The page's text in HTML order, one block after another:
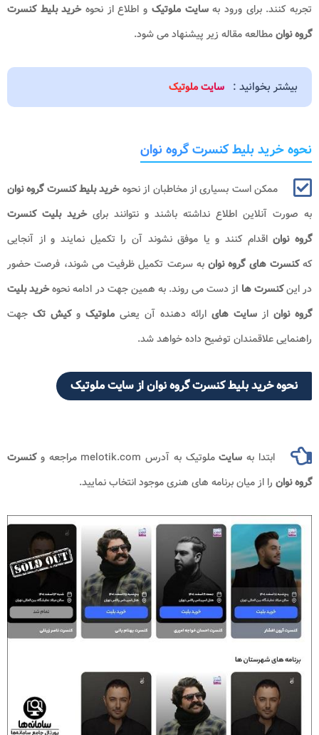
تجربه کنند. برای ورود بهسایت ملوتیک و اطلاع از نحوهخرید بلیط کنسرت
گروه نوان​​​مطالعه مقاله زیر پیشنهاد می شود.
بیشتر بخوانید : سایت ملوتیک
نحوه خرید بلیط کنسرت گروه نوان
ممکن است بسیاری از مخاطبان از نحوهخرید بلیط کنسرت گروه نوان
به صورت آنلاین اطلاع نداشته باشند و نتوانند برایخرید بلیت کنسرت
گروه نواناقدام کنند و یا موفق نشوند آن را تکمیل نمایند و از آنجایی
کهکنسرت های گروه نوانبه سرعت تکمیل ظرفیت می شوند، فرصت حضور
در اینکنسرت ها از دست می روند. به همین جهت در ادامه نحوهخرید بلیت
گروه نوان از سایت های ارائه دهنده آن یعنی ملوتیک وکیش تک جهت
راهنمایی علاقمندان توضیح داده خواهد شد.
نحوه خرید بلیط کنسرت گروه نوان از سایت ملوتیک
ابتدا به سایتملوتیک به آدرس melotik.com مراجعه و
کنسرت
گروه نوان را از میان برنامه های هنری موجود انتخاب نمایید.